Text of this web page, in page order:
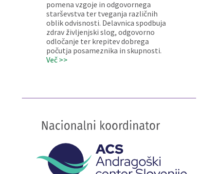
pomena vzgoje in odgovornega
starševstva ter tveganja različnih
oblik odvisnosti. Delavnica spodbuja
zdrav življenjski slog, odgovorno
odločanje ter krepitev dobrega
počutja posameznika in skupnosti.
Več >>